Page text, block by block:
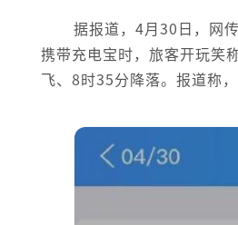
据报道，4月30日，网
携带充电宝时，旅客开玩
飞、8时35分降落。报道称